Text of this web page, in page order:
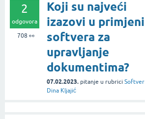
2
odgovora
708 👀
Koji su najveći
izazovi u primjeni
softvera za
upravljanje
dokumentima?
07.02.2023. pitanje u rubrici Softver
Dina Kljajić